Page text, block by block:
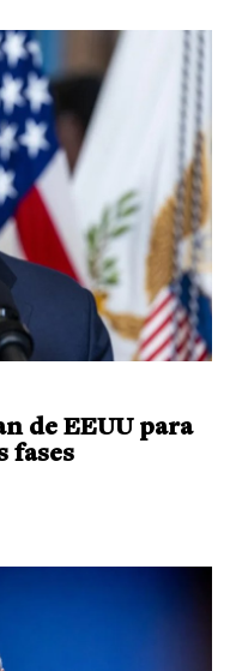
de EEUU para
fases